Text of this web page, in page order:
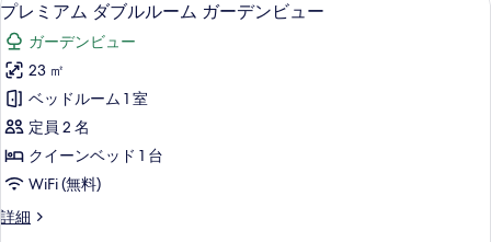
真
を
表
示
す
る
(2
Adults
+
Child)
の
す
べ
て
ブ
ル
ー
ム
(2
Adults
+
Child)
詳
レ
ミ
ア
ム
ダ
ブ
ル
ル
7
プレミアム ダブルルーム ガーデンビュー
ガーデンビュー
23 ㎡
ベッドルーム 1 室
定員 2 名
クイーンベッド 1 台
WiFi (無料)
詳細
プ